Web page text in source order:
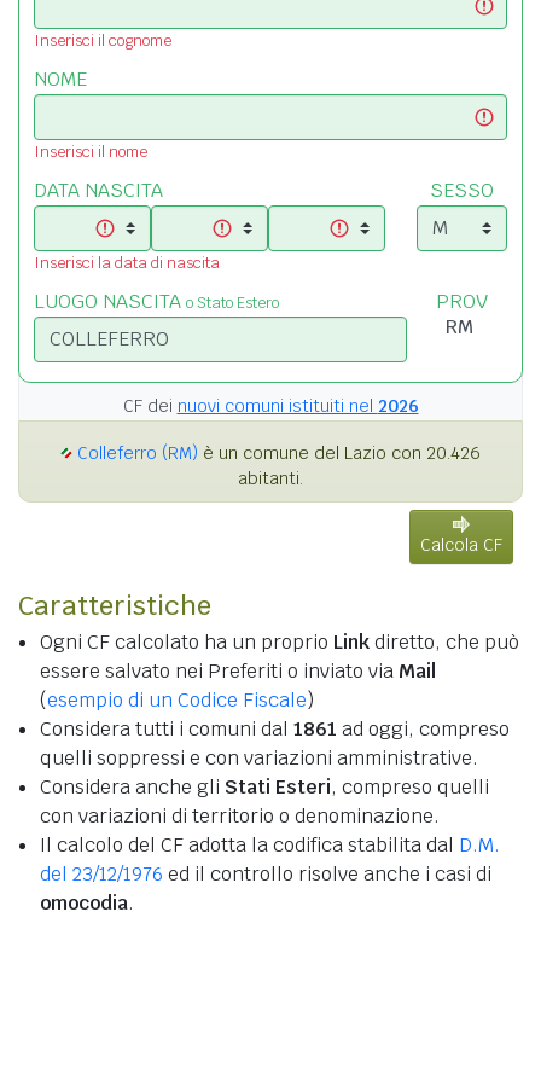
Inserisci il cognome
NOME
Inserisci il nome
DATA NASCITA
Inserisci la data di nascita
SESSO
LUOGO NASCITA o Stato Estero PROV
CF dei nuovi comuni istituiti nel 2026
Colleferro (RM) è un comune del Lazio con 20.426
abitanti.
Calcola CF
Caratteristiche
Ogni CF calcolato ha un proprio Linkdiretto, che può
essere salvato nei Preferiti o inviato via Mail
(esempio di un Codice Fiscale)
Considera tutti i comuni dal 1861 ad oggi, compreso
quelli soppressi e con variazioni amministrative.
Considera anche gli Stati Esteri, compreso quelli
con variazioni di territorio o denominazione.
Il calcolo del CF adotta la codifica stabilita dal D.M.
del 23/12/1976 ed il controllo risolve anche i casi di
omocodia.